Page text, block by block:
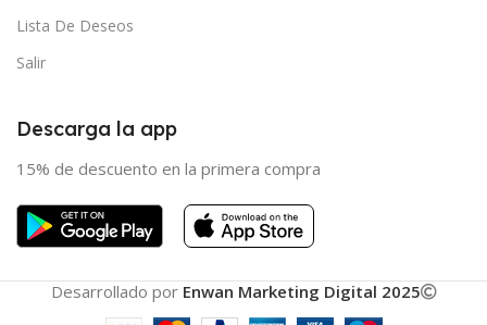
Lista De Deseos
Salir
Descarga la app
15% de descuento en la primera compra
Desarrollado por Enwan Marketing Digital 2025